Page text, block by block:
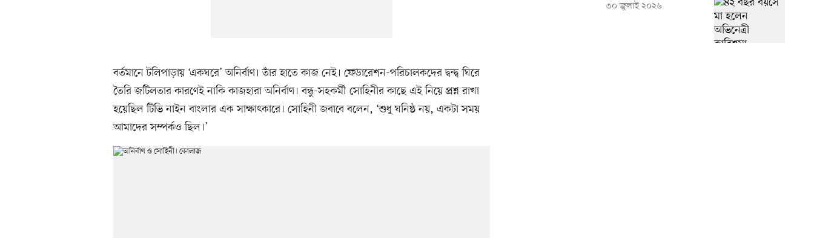
বর্তমানে টলিপাড়ায় ‘একঘরে’ অনির্বাণ। তাঁর হাতে কাজ নেই। ফেডারেশন-পরিচালকদের দ্বন্দ্ব ঘিরে
তৈরি জটিলতার কারণেই নাকি কাজহারা অনির্বাণ। বন্ধু-সহকর্মী সোহিনীর কাছে এই নিয়ে প্রশ্ন রাখা
হয়েছিল টিভি নাইন বাংলার এক সাক্ষাৎকারে। সোহিনী জবাবে বলেন, ‘শুধু ঘনিষ্ঠ নয়, একটা সময়
আমাদের সম্পর্কও ছিল।’
৩০ জুলাই ২০২৬